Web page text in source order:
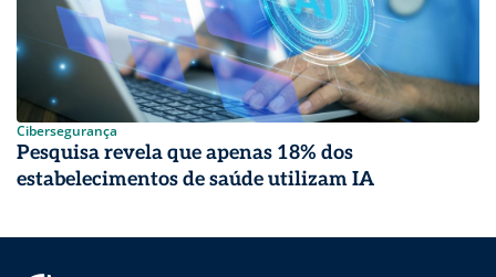
Cibersegurança
Pesquisa revela que apenas 18% dos
estabelecimentos de saúde utilizam IA